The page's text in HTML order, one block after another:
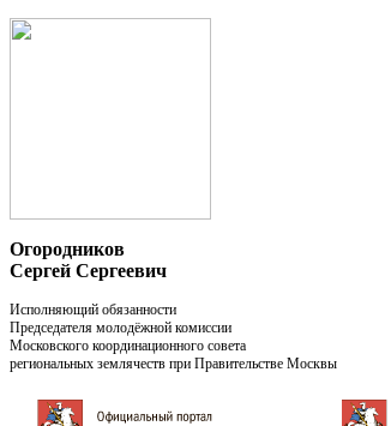
Огородников
Сергей Сергеевич
Исполняющий обязанности
Председателя молодёжной комиссии
Московского координационного совета
региональных землячеств при Правительстве Москвы